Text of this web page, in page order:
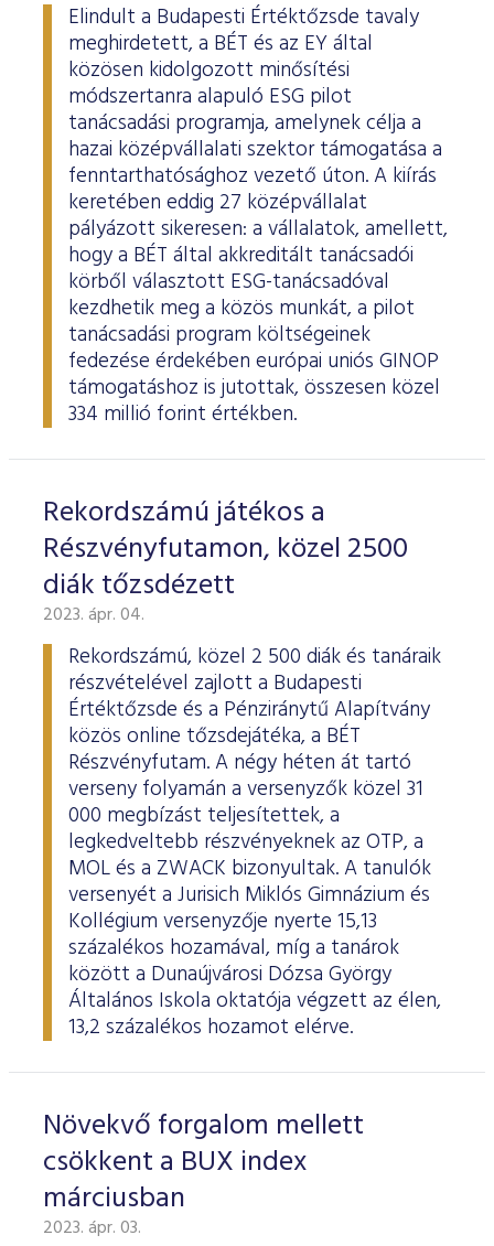
Elindult a Budapesti Értéktőzsde tavaly
meghirdetett, a BÉT és az EY által
közösen kidolgozott minősítési
módszertanra alapuló ESG pilot
tanácsadási programja, amelynek célja a
hazai középvállalati szektor támogatása a
fenntarthatósághoz vezető úton. A kiírás
keretében eddig 27 középvállalat
pályázott sikeresen: a vállalatok, amellett,
hogy a BÉT által akkreditált tanácsadói
körből választott ESG-tanácsadóval
kezdhetik meg a közös munkát, a pilot
tanácsadási program költségeinek
fedezése érdekében európai uniós GINOP
támogatáshoz is jutottak, összesen közel
334 millió forint értékben.
Rekordszámú játékos a
Részvényfutamon, közel 2500
diák tőzsdézett
2023. ápr. 04.
Rekordszámú, közel 2 500 diák és tanáraik
részvételével zajlott a Budapesti
Értéktőzsde és a Pénziránytű Alapítvány
közös online tőzsdejátéka, a BÉT
Részvényfutam. A négy héten át tartó
verseny folyamán a versenyzők közel 31
000 megbízást teljesítettek, a
legkedveltebb részvényeknek az OTP, a
MOL és a ZWACK bizonyultak. A tanulók
versenyét a Jurisich Miklós Gimnázium és
Kollégium versenyzője nyerte 15,13
százalékos hozamával, míg a tanárok
között a Dunaújvárosi Dózsa György
Általános Iskola oktatója végzett az élen,
13,2 százalékos hozamot elérve.
Növekvő forgalom mellett
csökkent a BUX index
márciusban
2023. ápr. 03.